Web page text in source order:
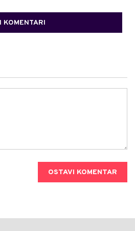
KOMENTARI
OSTAVI KOMENTAR